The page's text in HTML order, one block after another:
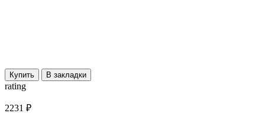
Купить В закладки
rating
2231 ₽